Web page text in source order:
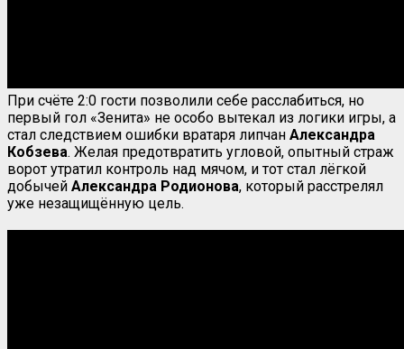
При счёте 2:0 гости позволили себе расслабиться, но
первый гол «Зенита» не особо вытекал из логики игры, а
стал следствием ошибки вратаря липчан Александра
Кобзева. Желая предотвратить угловой, опытный страж
ворот утратил контроль над мячом, и тот стал лёгкой
добычей Александра Родионова, который расстрелял
уже незащищённую цель.